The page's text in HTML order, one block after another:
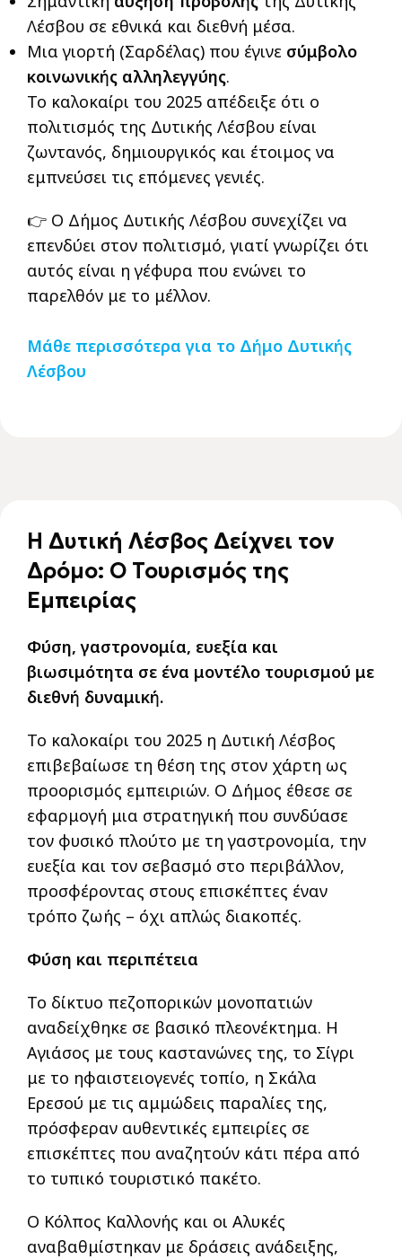
Λέσβου σε εθνικά και διεθνή μέσα.
Μια γιορτή (Σαρδέλας) που έγινε σύμβολο
κοινωνικής αλληλεγγύης.
Το καλοκαίρι του 2025 απέδειξε ότι ο
πολιτισμός της Δυτικής Λέσβου είναι
ζωντανός, δημιουργικός και έτοιμος να
εμπνεύσει τις επόμενες γενιές.
👉 Ο Δήμος Δυτικής Λέσβου συνεχίζει να
επενδύει στον πολιτισμό, γιατί γνωρίζει ότι
αυτός είναι η γέφυρα που ενώνει το
παρελθόν με το μέλλον.
Μάθε περισσότερα για το Δήμο Δυτικής
Λέσβου
Η Δυτική Λέσβος Δείχνει τον
Δρόμο: Ο Τουρισμός της
Εμπειρίας
Φύση, γαστρονομία, ευεξία και
βιωσιμότητα σε ένα μοντέλο τουρισμού με
διεθνή δυναμική.
Το καλοκαίρι του 2025 η Δυτική Λέσβος
επιβεβαίωσε τη θέση της στον χάρτη ως
προορισμός εμπειριών. Ο Δήμος έθεσε σε
εφαρμογή μια στρατηγική που συνδύασε
τον φυσικό πλούτο με τη γαστρονομία, την
ευεξία και τον σεβασμό στο περιβάλλον,
προσφέροντας στους επισκέπτες έναν
τρόπο ζωής – όχι απλώς διακοπές.
Φύση και περιπέτεια
Το δίκτυο πεζοπορικών μονοπατιών
αναδείχθηκε σε βασικό πλεονέκτημα. Η
Αγιάσος με τους καστανώνες της, το Σίγρι
με το ηφαιστειογενές τοπίο, η Σκάλα
Ερεσού με τις αμμώδεις παραλίες της,
πρόσφεραν αυθεντικές εμπειρίες σε
επισκέπτες που αναζητούν κάτι πέρα από
το τυπικό τουριστικό πακέτο.
Ο Κόλπος Καλλονής και οι Αλυκές
αναβαθμίστηκαν με δράσεις ανάδειξης,